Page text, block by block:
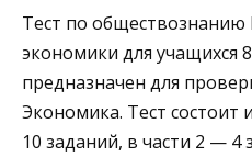
Тест по
экономики для учащихся
предназначен для
Экономика. Тест состоит
10 заданий, в части 2 — 4